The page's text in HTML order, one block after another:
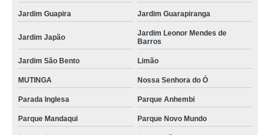
Jardim Guapira Jardim Guarapiranga
Jardim Japão
Jardim Leonor Mendes de
Barros
Jardim São Bento Limão
MUTINGA Nossa Senhora do Ó
Parada Inglesa Parque Anhembi
Parque Mandaqui Parque Novo Mundo